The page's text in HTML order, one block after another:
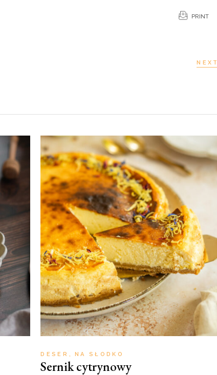
PRINT
NEXT
DESER NA SŁODKO
Sernik cytrynowy